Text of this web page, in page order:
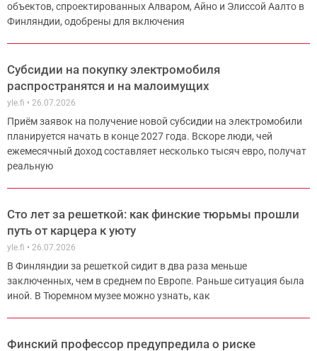
объектов, спроектированных Алваром, Айно и Элиссой Аалто в
Финляндии, одобрены для включения
Субсидии на покупку электромобиля
распространятся и на малоимущих
yle.fi 26.07.2026
Приём заявок на получение новой субсидии на электромобили
планируется начать в конце 2027 года. Вскоре люди, чей
ежемесячный доход составляет несколько тысяч евро, получат
реальную
Сто лет за решеткой: как финские тюрьмы прошли
путь от карцера к уюту
yle.fi 26.07.2026
В Финляндии за решеткой сидит в два раза меньше
заключенных, чем в среднем по Европе. Раньше ситуация была
иной. В Тюремном музее можно узнать, как
Финский профессор предупредила о риске